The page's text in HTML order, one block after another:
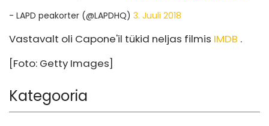
- LAPD peakorter (@LAPDHQ) 3. Juuli 2018
Vastavalt oli Capone'il tükid neljas filmis IMDB .
[Foto: Getty Images]
Kategooria